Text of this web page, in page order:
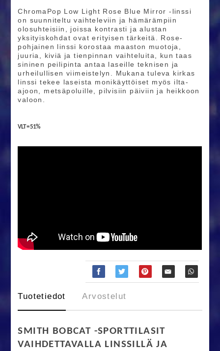
ChromaPop Low Light Rose Blue Mirror -linssi
on suunniteltu vaihteleviin ja hämärämpiin
olosuhteisiin, joissa kontrasti ja alustan
yksityiskohdat ovat erityisen tärkeitä. Rose-
pohjainen linssi korostaa maaston muotoja,
juuria, kiviä ja tienpinnan vaihteluita, kun taas
sininen peilipinta antaa laseille teknisen ja
urheilullisen viimeistelyn. Mukana tuleva kirkas
linssi tekee laseista monikäyttöiset myös ilta-
ajoon, metsäpoluille, pilvisiin päiviin ja heikkoon
valoon.
VLT = 51%
Tuotetiedot Arvostelut
SMITH BOBCAT -SPORTTILASIT
VAIHDETTAVALLA LINSSILLÄ JA